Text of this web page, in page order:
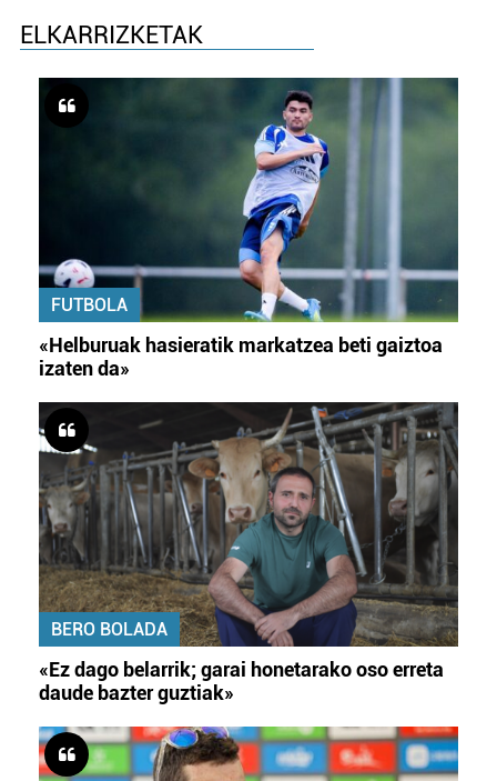
ELKARRIZKETAK
FUTBOLA
«Helburuak hasieratik markatzea beti gaiztoa
izaten da»
BERO BOLADA
«Ez dago belarrik; garai honetarako oso erreta
daude bazter guztiak»